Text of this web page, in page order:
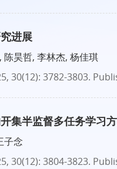
进展
昊哲, 李林杰, 杨佳琪
30(12): 3782-3803.
集半监督多任务学习
子念
30(12): 3804-3823.